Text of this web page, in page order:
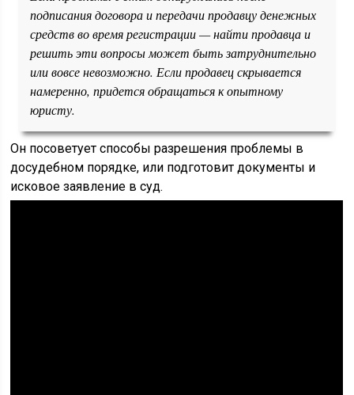
подписания договора и передачи продавцу денежных
средств во время регистрации — найти продавца и
решить эти вопросы может быть затруднительно
или вовсе невозможно. Если продавец скрывается
намеренно, придется обращаться к опытному
юристу.
Он посоветует способы разрешения проблемы в
досудебном порядке, или подготовит документы и
исковое заявление в суд.